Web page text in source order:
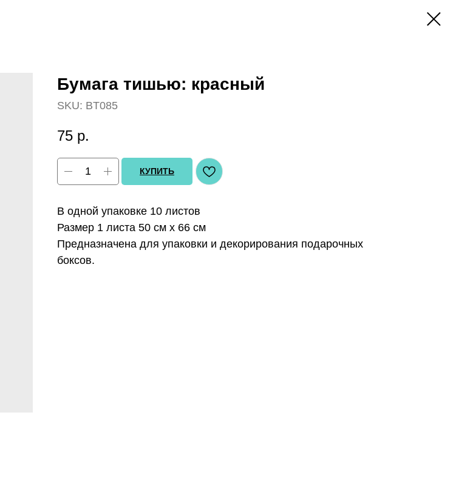
Бумага тишью: красный
SKU: BT085
75 р.
КУПИТЬ
В одной упаковке 10 листов
Размер 1 листа 50 см х 66 см
Предназначена для упаковки и декорирования подарочных
боксов.